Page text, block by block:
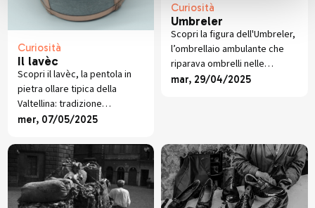
Curiosità
Il lavèc
Scopri il lavèc, la pentola in
pietra ollare tipica della
Valtellina: tradizione
millenaria, cottura naturale e
ricchi e genuini.
mer, 07/05/2025
Curiosità
Umbreler
Scopri la figura dell'Umbreler,
l’ombrellaio ambulante che
riparava ombrelli nelle
contrade di Piateda, memoria
mar, 29/04/2025